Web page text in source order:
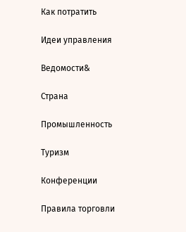
Как потратить
Идеи управления
Ведомости&
Страна
Промышленность
Туризм
Конференции
Правила торговли